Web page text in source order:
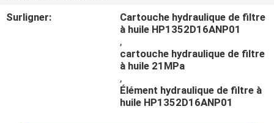
DEMANDEZ
Surligner:
Cartouche hydraulique de filtre
à huile HP1352D16ANP01
,
cartouche hydraulique de filtre
à huile 21MPa
,
Élément hydraulique de filtre à
huile HP1352D16ANP01